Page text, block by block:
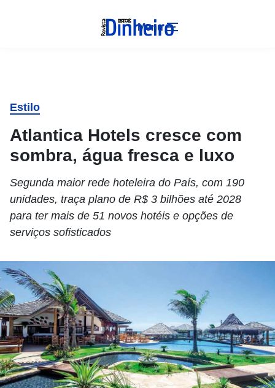
Menu
Estilo
Atlantica Hotels cresce com
sombra, água fresca e luxo
Segunda maior rede hoteleira do País, com 190
unidades, traça plano de R$ 3 bilhões até 2028
para ter mais de 51 novos hotéis e opções de
serviços sofisticados